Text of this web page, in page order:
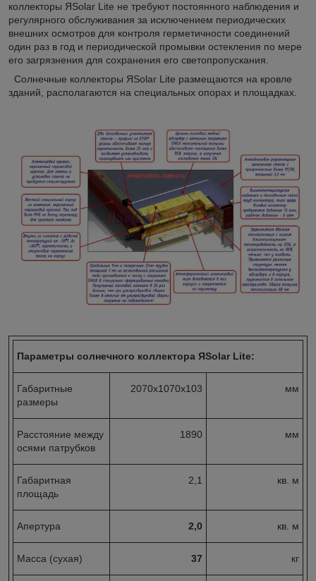
коллекторы ЯSolar Lite не требуют постоянного наблюдения и
регулярного обслуживания за исключением периодических
внешних осмотров для контроля герметичности соединений
один раз в год и периодической промывки остекления по мере
его загрязнения для сохранения его светопропускания.
Солнечные коллекторы ЯSolar Lite размещаются на кровле
зданий, располагаются на специальных опорах и площадках.
Параметры солнечного коллектора ЯSolar Lite:
Габаритные
размеры
2070x1070x103 мм
Расстояние между
осями патрубков
1890 мм
Габаритная
площадь
2,1 кв. м
Апертура 2,0 кв. м
Масса (сухая) 37 кг